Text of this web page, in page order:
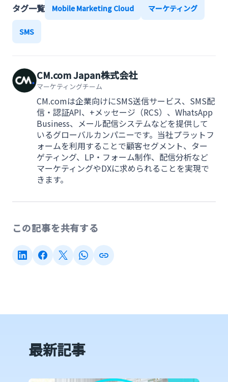
タグ一覧 Mobile Marketing Cloud マーケティング
SMS
CM.com Japan株式会社
マーケティングチーム
CM.comは企業向けにSMS送信サービス、SMS配
信・認証API、+メッセージ（RCS）、WhatsApp
Business、メール配信システムなどを提供して
いるグローバルカンパニーです。当社プラットフ
ォームを利用することで顧客セグメント、ター
ゲティング、LP・フォーム制作、配信分析など
マーケティングやDXに求められることを実現で
きます。
この記事を共有する
最新記事